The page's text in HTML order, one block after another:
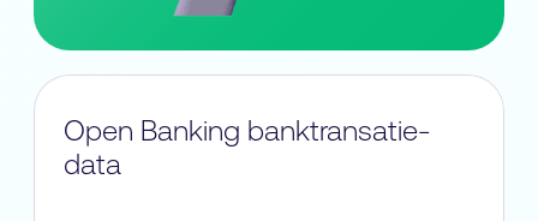
Open Banking banktransatie-
data